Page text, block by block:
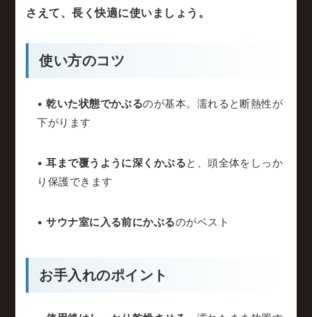
さえて、長く快適に使いましょう。
使い方のコツ
•乾いた状態でかぶるのが基本。濡れると断熱性が
下がります
•耳まで覆うように深くかぶると、頭全体をしっか
り保護できます
•サウナ室に入る前にかぶるのがベスト
お手入れのポイント